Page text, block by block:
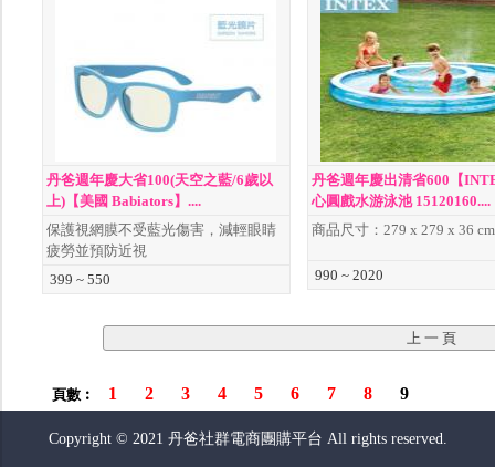
丹爸週年慶大省100(天空之藍/6歲以
上)【美國 Babiators】....
保護視網膜不受藍光傷害，減輕眼睛
疲勞並預防近視
399 ~ 550
丹爸週年慶出清省600【
心圓戲水游泳池 15120160....
商品尺寸：279 x 279 x 36 cm
990 ~ 2020
頁數︰ 1 2 3 4 5 6 7 8 9
Copyright © 2021 丹爸社群電商團購平台 All rights reserved.